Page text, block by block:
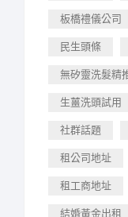
板橋禮儀公司
民生頭條
無矽靈洗髮精
生薑洗頭試用
社群話題
租公司地址
租工商地址
結婚黃金出租